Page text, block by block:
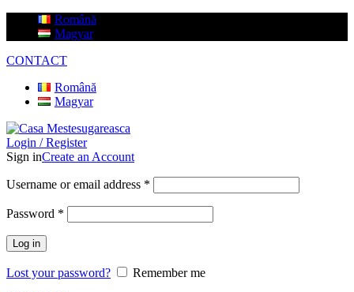
Română
Magyar
CONTACT
Română
Magyar
Login / Register
Sign inCreate an Account
Username or email address *
Password *
Log in
Lost your password?
Remember me